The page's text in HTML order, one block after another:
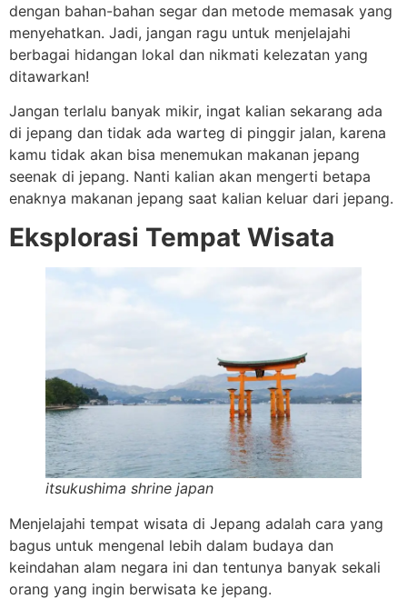
dengan bahan-bahan segar dan metode memasak yang
menyehatkan. Jadi, jangan ragu untuk menjelajahi
berbagai hidangan lokal dan nikmati kelezatan yang
ditawarkan!
Jangan terlalu banyak mikir, ingat kalian sekarang ada
di jepang dan tidak ada warteg di pinggir jalan, karena
kamu tidak akan bisa menemukan makanan jepang
seenak di jepang. Nanti kalian akan mengerti betapa
enaknya makanan jepang saat kalian keluar dari jepang.
Eksplorasi Tempat Wisata
itsukushima shrine japan
Menjelajahi tempat wisata di Jepang adalah cara yang
bagus untuk mengenal lebih dalam budaya dan
keindahan alam negara ini dan tentunya banyak sekali
orang yang ingin berwisata ke jepang.